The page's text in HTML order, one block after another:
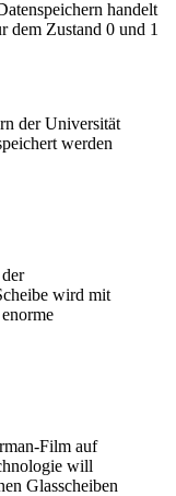
handelt
dem Zustand 0 und 1
der Universität
werden
wird mit
Film auf
will
Glasscheiben